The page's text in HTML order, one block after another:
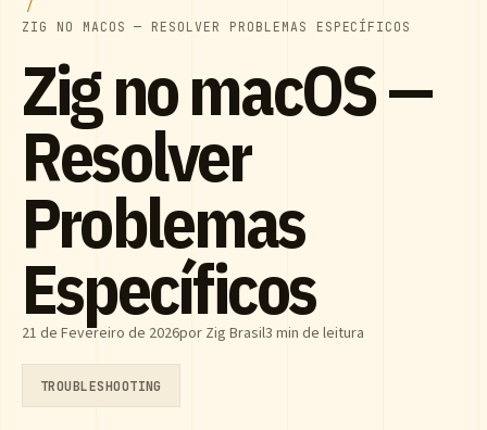
ZIG NO MACOS — RESOLVER PROBLEMAS ESPECÍFICOS
Zig no macOS —
Resolver
Problemas
Específicos
21 de Fevereiro de 2026por Zig Brasil3 min de leitura
TROUBLESHOOTING